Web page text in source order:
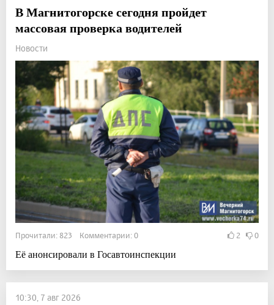
В Магнитогорске сегодня пройдет
массовая проверка водителей
Новости
Прочитали: 823 Комментарии: 0 2 0
Её анонсировали в Госавтоинспекции
10:30, 7 авг 2026